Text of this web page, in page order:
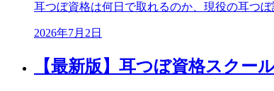
耳つぼ資格は何日で取れるのか、現役の耳つ
2026年7月2日
【最新版】耳つぼ資格スクー